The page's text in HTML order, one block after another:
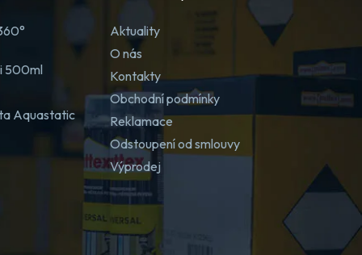
500ml
Aquastatic
Aktuality
O nás
Kontakty
Obchodní podmínky
Reklamace
Odstoupení od smlouvy
Výprodej